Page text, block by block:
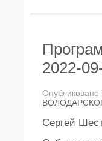
2022-
Опубликовано
Сергей